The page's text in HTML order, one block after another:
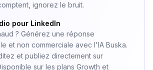
ignorez le bruit.
pour LinkedIn
? Générez une réponse
et non commerciale avec l'IA Buska.
et publiez directement sur
sur les plans Growth et